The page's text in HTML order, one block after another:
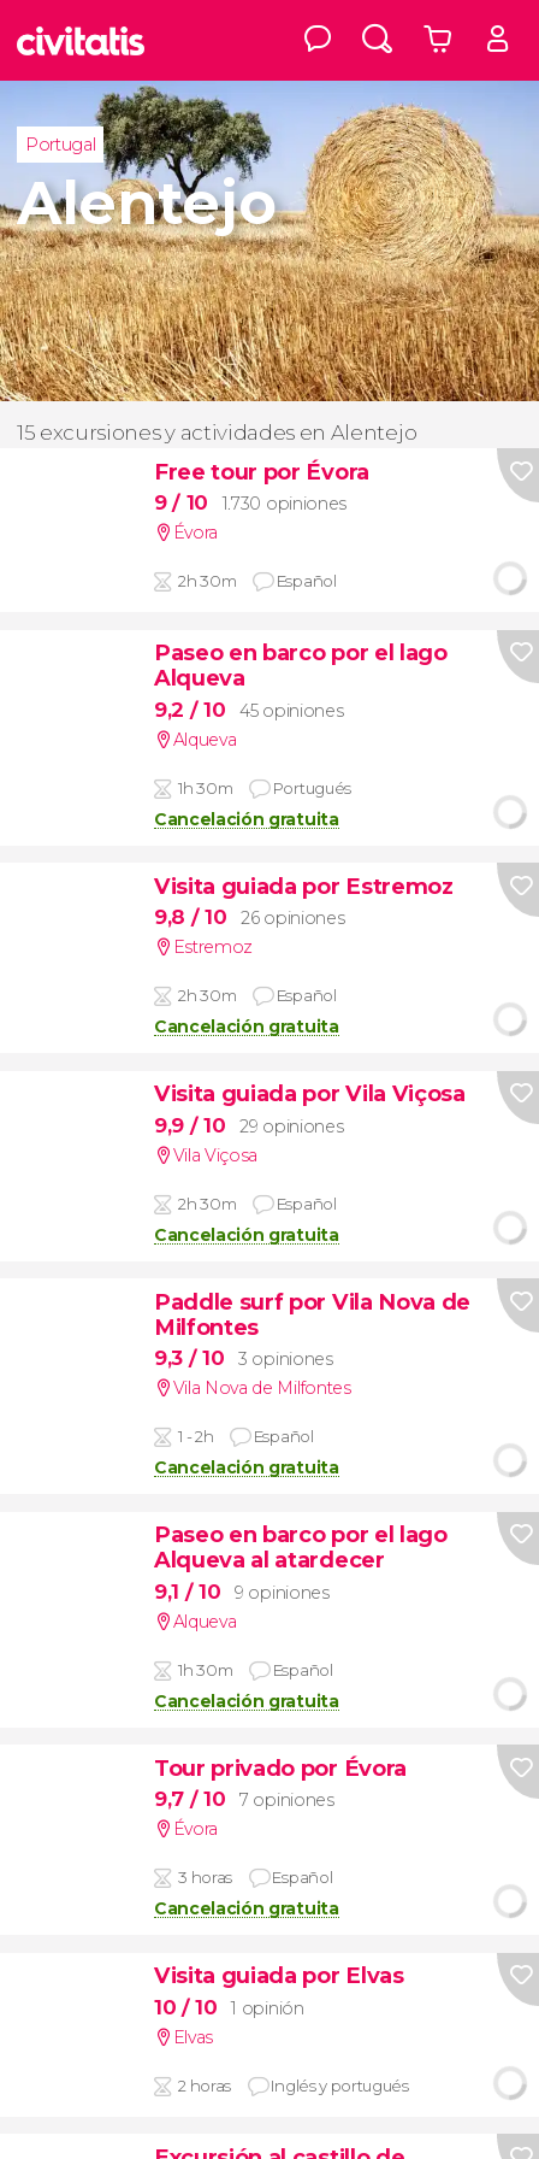
Portugal
Alentejo
15 excursiones y actividades en Alentejo
Free tour por Évora
9/ 10
1.730 opiniones
Évora
2h 30m Español
Paseo en barco por el lago
Alqueva
9,2 / 10
45 opiniones
Alqueva
1h 30m Portugués
Cancelación gratuita
Visita guiada por Estremoz
9,8 / 10
26 opiniones
Estremoz
2h 30m Español
Cancelación gratuita
Visita guiada por Vila Viçosa
9,9 / 10
29 opiniones
Vila Viçosa
2h 30m Español
Cancelación gratuita
Paddle surf por Vila Nova de
Milfontes
9,3 / 10
3 opiniones
Vila Nova de Milfontes
1 - 2h Español
Cancelación gratuita
Paseo en barco por el lago
Alqueva al atardecer
9,1 / 10
9 opiniones
Alqueva
1h 30m Español
Cancelación gratuita
Tour privado por Évora
9,7 / 10
7 opiniones
Évora
3 horas Español
Cancelación gratuita
Visita guiada por Elvas
10 / 10
1 opinión
Elvas
2 horas Inglés y portugués